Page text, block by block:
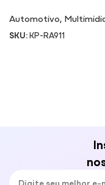
Automotivo,
SKU:KP-RA911